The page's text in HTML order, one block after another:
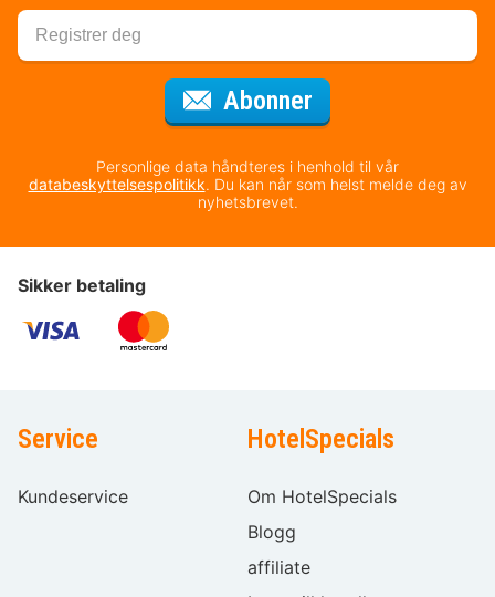
Abonner
Personlige data håndteres i henhold til vår
databeskyttelsespolitikk. Du kan når som helst melde deg av
nyhetsbrevet.
Sikker betaling
Service
Kundeservice
HotelSpecials
Om HotelSpecials
Blogg
affiliate